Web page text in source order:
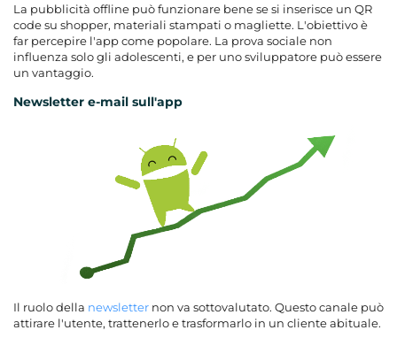
La pubblicità offline può funzionare bene se si inserisce un QR
code su shopper, materiali stampati o magliette. L'obiettivo è
far percepire l'app come popolare. La prova sociale non
influenza solo gli adolescenti, e per uno sviluppatore può essere
un vantaggio.
Newsletter e-mail sull'app
Il ruolo della newsletter non va sottovalutato. Questo canale può
attirare l'utente, trattenerlo e trasformarlo in un cliente abituale.